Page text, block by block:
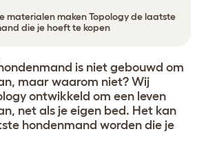
materialen maken Topology de laatste
die je hoeft te kopen
is niet gebouwd om
maar waarom niet? Wij
ontwikkeld om een leven
net als je eigen bed. Het kan
hondenmand worden die je